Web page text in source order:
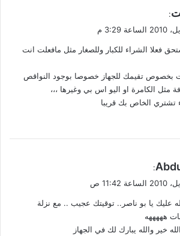
:
فعلا الشراء للكبار وللصغار مثل مافعلت انت
بخصوص تقيمك للجهاز خصوصا بوجود النواقص
مثل الكامرة او اليو اس بي وغيرها ،،،
تشتري الخاص بك قريبا
:
عليك يا بو ناصر.. توقيتك عجيب .. مع نزلة
هههههه
خير والله يبارك لك في الجهاز